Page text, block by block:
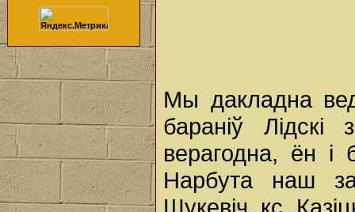
Мы дакладна
бараніў Лідскі
верагодна, ён
Нарбута наш